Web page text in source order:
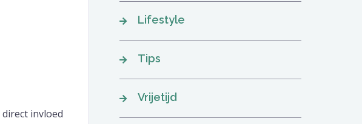
invloed
Lifestyle
Tips
Vrijetijd